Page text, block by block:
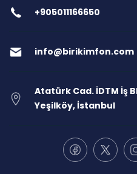
+905011166650
info@birikimfon.com
Atatürk Cad. İDTM İş
Yeşilköy, İstanbul